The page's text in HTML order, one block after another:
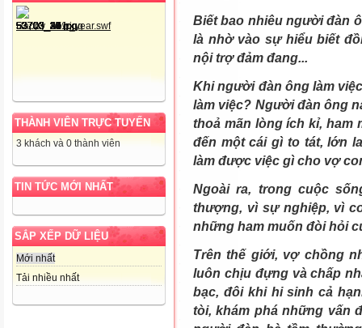
THÀNH VIÊN TRỰC TUYẾN
3 khách và 0 thành viên
TIN TỨC MỚI NHẤT
SẮP XẾP DỮ LIỆU
Mới nhất
Tải nhiều nhất
Biết bao nhiêu người đàn
là nhờ vào sự hiểu biết
nội trợ đảm đang...
Khi người đàn ông làm
làm việc? Người đàn ông
thoả mãn lòng ích kỉ, ham
đến một cái gì to tát, lớn
làm được việc gì cho vợ
Ngoài ra, trong cuộc
thượng, vì sự nghiệp, vì
những ham muốn đòi hỏi
Trên thế giới, vợ chồng
luôn chịu đựng và chấp
bạc, đôi khi hi sinh cả
tòi, khám phá những vấn